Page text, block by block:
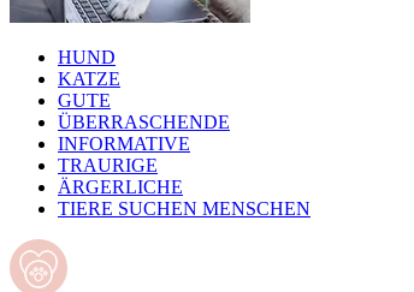
HUND
KATZE
GUTE
ÜBERRASCHENDE
INFORMATIVE
TRAURIGE
ÄRGERLICHE
TIERE SUCHEN MENSCHEN